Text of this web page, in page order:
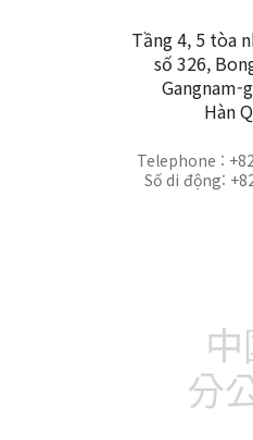
Tầng 4, 5 tòa
số 326,
Gangnam-
Hàn
Telephone :
Số di động:
分